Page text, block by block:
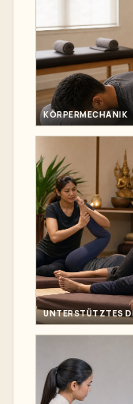
KÖRPERMECHANIK
UNTERSTÜTZTES